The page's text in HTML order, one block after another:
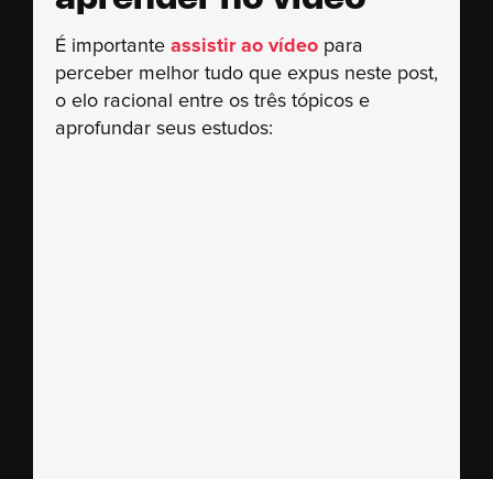
É importante assistir ao vídeo para
perceber melhor tudo que expus neste post,
o elo racional entre os três tópicos e
aprofundar seus estudos: